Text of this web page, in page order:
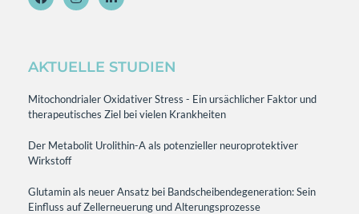
AKTUELLE STUDIEN
Mitochondrialer Oxidativer Stress - Ein ursächlicher Faktor und
therapeutisches Ziel bei vielen Krankheiten
Der Metabolit Urolithin-A als potenzieller neuroprotektiver
Wirkstoff
Glutamin als neuer Ansatz bei Bandscheibendegeneration: Sein
Einfluss auf Zellerneuerung und Alterungsprozesse